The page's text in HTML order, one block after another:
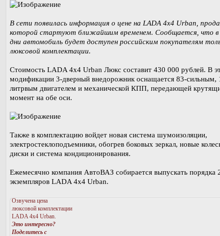
В сети появилась информация о цене на LADA 4x4 Urban,
которой стартуют ближайшим временем. Сообщается, что в
дни автомобиль будет доступен российским покупателям
люксовой комплектации.
Стоимость LADA 4x4 Urban Люкс составит 430 000 рублей. В
модификации 3-дверный внедорожник оснащается 83-сильным,
литрвым двигателем и механической КПП, передающей
момент на обе оси.
Также в комплектацию войдет новая система шумоизоляции,
электростеклоподъемники, обогрев боковых зеркал, новые
диски и система кондиционирования.
Ежемесячно компания АвтоВАЗ собирается выпускать порядка
экземпляров LADA 4x4 Urban.
Озвучена цена
люксовой комплектации
LADA 4x4 Urban.
Это интересно?
Поделитесь с